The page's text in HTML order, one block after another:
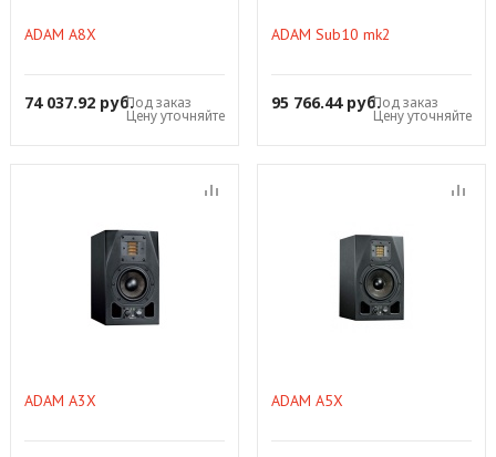
ADAM A8X
74 037.92 руб.Под заказ
Цену уточняйте
ADAM Sub10 mk2
95 766.44 руб.Под заказ
Цену уточняйте
ADAM A3X ADAM A5X